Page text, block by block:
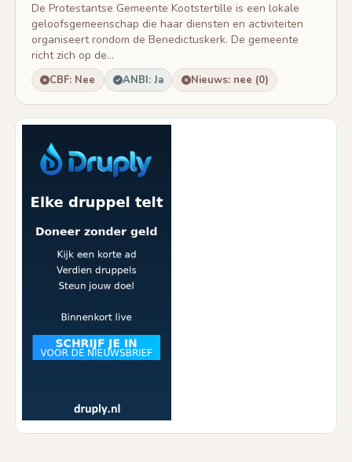
De Protestantse Gemeente Kootstertille is een lokale
geloofsgemeenschap die haar diensten en activiteiten
organiseert rondom de Benedictuskerk. De gemeente
richt zich op de...
CBF: Nee ANBI: Ja Nieuws: nee (0)